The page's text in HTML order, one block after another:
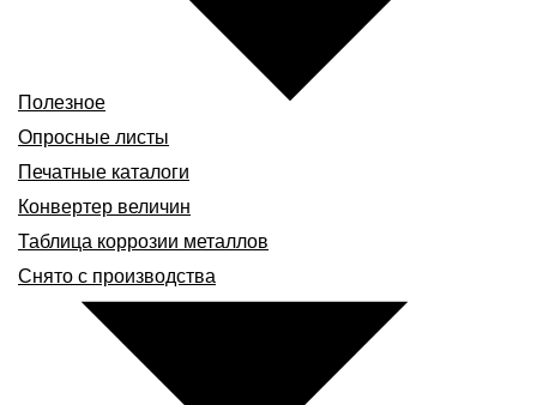
Полезное
Опросные листы
Печатные каталоги
Конвертер величин
Таблица коррозии металлов
Снято с производства